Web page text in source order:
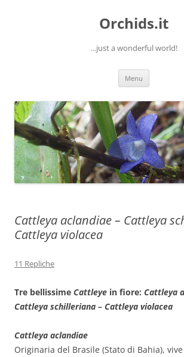
Orchids.it
…just a wonderful world!
Menu
Cattleya aclandiae – Cattleya
Cattleya violacea
11 Repliche
Tre bellissime Cattleye in fiore: Cattleya
Cattleya schilleriana – Cattleya violacea
Cattleya aclandiae
Originaria del Brasile (Stato di Bahia),